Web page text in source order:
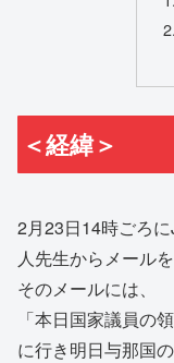
＜経緯＞
2月23日14時ごろ
人先生からメール
そのメールには、
「本日国家議員の
に行き明日与那国